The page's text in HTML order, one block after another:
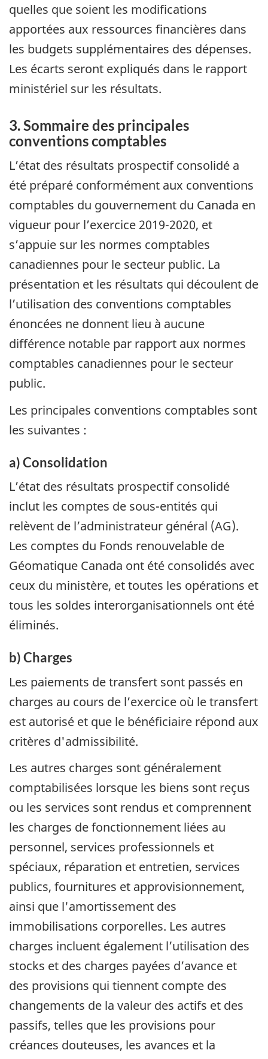
quelles que soient les modifications
apportées aux ressources financières dans
les budgets supplémentaires des dépenses.
Les écarts seront expliqués dans le rapport
ministériel sur les résultats.
3. Sommaire des principales
conventions comptables
L’état des résultats prospectif consolidé a
été préparé conformément aux conventions
comptables du gouvernement du Canada en
vigueur pour l’exercice 2019-2020, et
s’appuie sur les normes comptables
canadiennes pour le secteur public. La
présentation et les résultats qui découlent de
l’utilisation des conventions comptables
énoncées ne donnent lieu à aucune
différence notable par rapport aux normes
comptables canadiennes pour le secteur
public.
Les principales conventions comptables sont
les suivantes :
a) Consolidation
L’état des résultats prospectif consolidé
inclut les comptes de sous-entités qui
relèvent de l’administrateur général (AG).
Les comptes du Fonds renouvelable de
Géomatique Canada ont été consolidés avec
ceux du ministère, et toutes les opérations et
tous les soldes interorganisationnels ont été
éliminés.
b) Charges
Les paiements de transfert sont passés en
charges au cours de l’exercice où le transfert
est autorisé et que le bénéficiaire répond aux
critères d'admissibilité.
Les autres charges sont généralement
comptabilisées lorsque les biens sont reçus
ou les services sont rendus et comprennent
les charges de fonctionnement liées au
personnel, services professionnels et
spéciaux, réparation et entretien, services
publics, fournitures et approvisionnement,
ainsi que l'amortissement des
immobilisations corporelles. Les autres
charges incluent également l’utilisation des
stocks et des charges payées d’avance et
des provisions qui tiennent compte des
changements de la valeur des actifs et des
passifs, telles que les provisions pour
créances douteuses, les avances et la